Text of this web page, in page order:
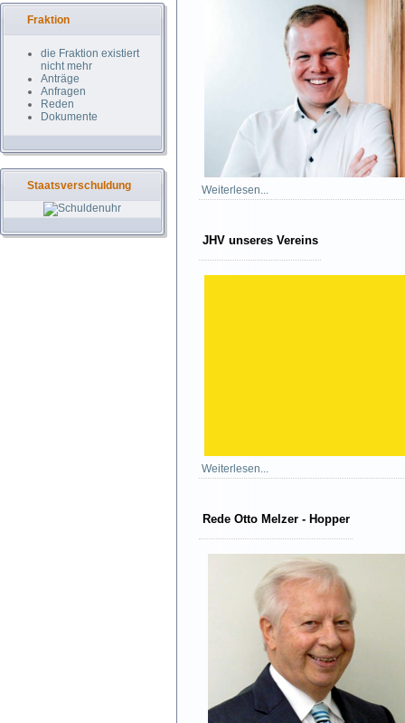
Fraktion
die Fraktion existiert
nicht mehr
Anträge
Anfragen
Reden
Dokumente
Staatsverschuldung Weiterlesen...
JHV unseres Vereins
Weiterlesen...
Rede Otto Melzer - Hopper